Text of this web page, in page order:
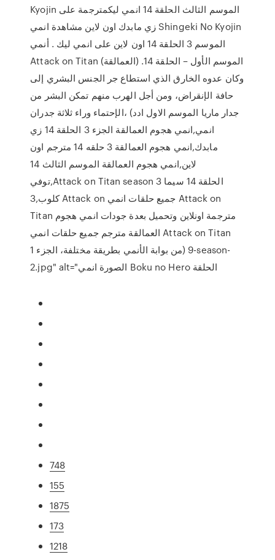
Kyojin الموسم الثالث الحلقة 14 انمي ليكمترجمة على
زي مابدك اون لاين مشاهدة انمي Shingeki No Kyojin
الموسم 3 الحلقة 14 اون لاين على انمي ليك . أنمي
Attack on Titan الموسم الأول – الحلقة 14. (العمالقة)
وكان عدوه الخارق الذي استطاع جر الجنس البشري إلى
حافة الإنقراض، ومن أجل الهرب منهم تمكن البشر من
الإحتماء وراء ثلاثة جدران، (جدار ماريا الموسم الاول ادد
انمي,انمي هجوم العمالقة الجزء 3 الحلقة 14 زي
مابدك,انمي هجوم العمالقة 3 حلقه 14 مترجم اون
لاين,انمي هجوم العمالقة الموسم الثالث 14
توفي,Attack on Titan season 3 الحلقة 14 سيما
كلوب,3 Attack on جميع حلقات انمي Attack on
Titan مترجمة اونلاين وتحميل بعدة جودات انمي هجوم
العمالقة مترجم جميع حلقات انمي Attack on Titan
من بوابة الأنمي بطريقة مختلفة، الجزء 1) 9-season-
2.jpg" alt="الصورة انمي Boku no Hero الحلقة
748
155
1875
173
1218